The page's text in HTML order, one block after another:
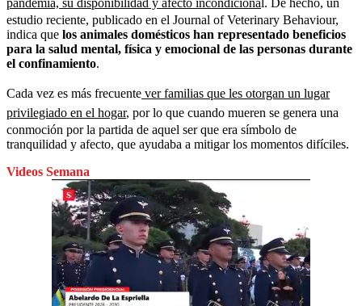
estudio reciente, publicado en el Journal of Veterinary Behaviour,
indica que los animales domésticos han representado beneficios
para la salud mental, física y emocional de las personas durante
el confinamiento.
Cada vez es más frecuente ver familias que les otorgan un lugar
privilegiado en el hogar, por lo que cuando mueren se genera una
conmoción por la partida de aquel ser que era símbolo de
tranquilidad y afecto, que ayudaba a mitigar los momentos difíciles.
Videos Semana